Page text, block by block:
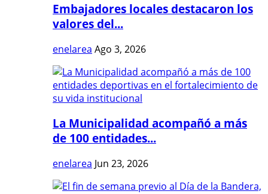
Embajadores locales destacaron los
valores del...
enelarea Ago 3, 2026
La Municipalidad acompañó a más
de 100 entidades...
enelarea Jun 23, 2026